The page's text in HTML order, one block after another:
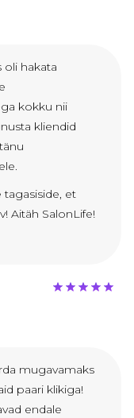
oli hakata
kokku nii
kliendid
et
Aitäh SalonLife!
mugavamaks
paari klikiga!
endale